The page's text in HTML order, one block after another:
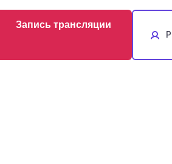
Запись трансляции